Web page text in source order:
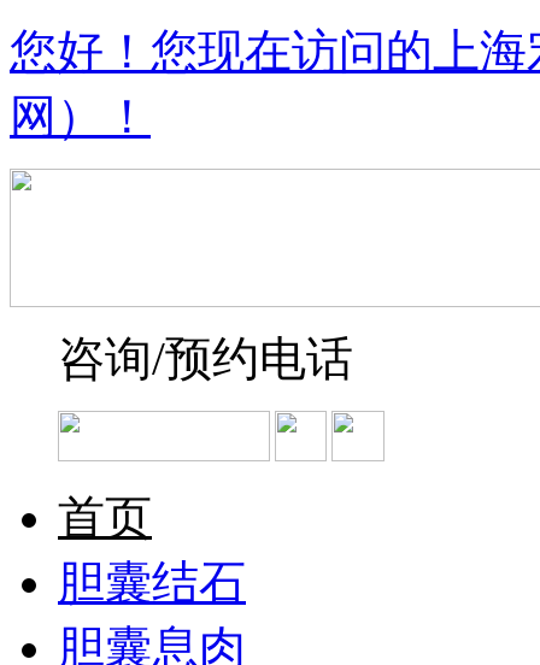
您好！您现在访问的上
网）！
咨询/预约电话
首页
胆囊结石
胆囊息肉